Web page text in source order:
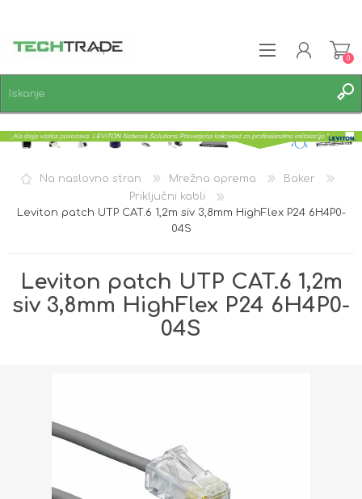
PRIJAVA
0
Na naslovno stran Mrežna oprema
Baker
Priključni kabli
Leviton patch UTP CAT.6 1,2m siv 3,8mm HighFlex P24 6H4P0-
04S
Leviton patch UTP CAT.6 1,2m
siv 3,8mm HighFlex P24 6H4P0-
04S